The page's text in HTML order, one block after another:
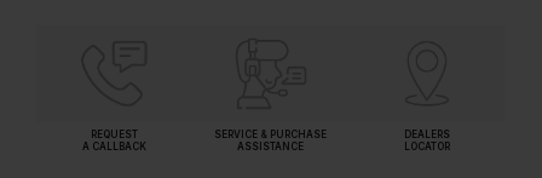
REQUEST
A CALLBACK
SERVICE & PURCHASE
ASSISTANCE
DEALERS
LOCATOR